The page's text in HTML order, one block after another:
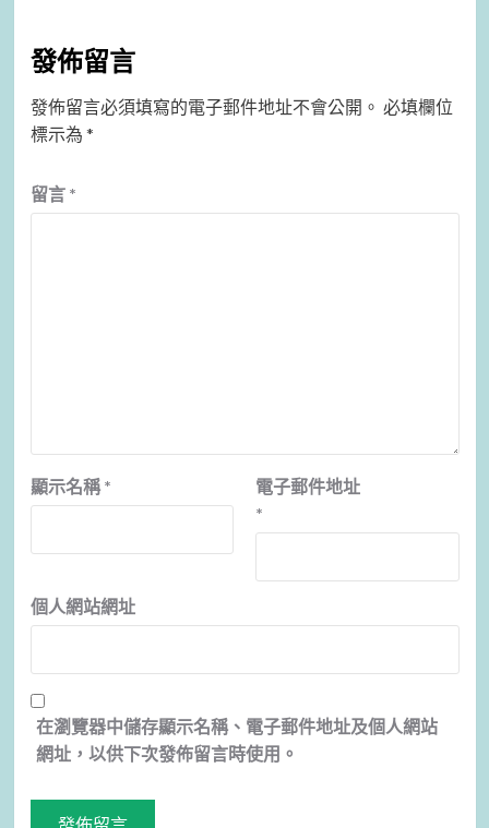
發佈留言
發佈留言必須填寫的電子郵件地址不會公開。 必填欄位
標示為 *
留言 *
顯示名稱 *
電子郵件地址
*
個人網站網址
在瀏覽器中儲存顯示名稱、電子郵件地址及個人網站
網址，以供下次發佈留言時使用。